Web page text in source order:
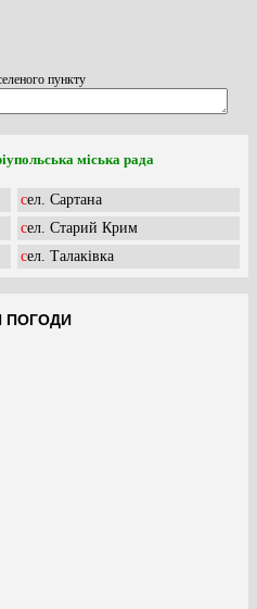
пункту
міська рада
сел. Сартана
сел. Старий Крим
сел. Талаківка
ПОГОДИ